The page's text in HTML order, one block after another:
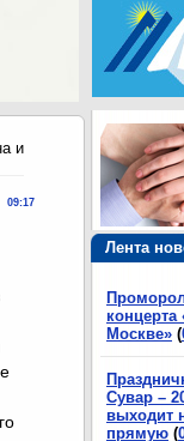
Лента
концерта
Москве» (
Сувар –
выходит
прямую (
и
09:17